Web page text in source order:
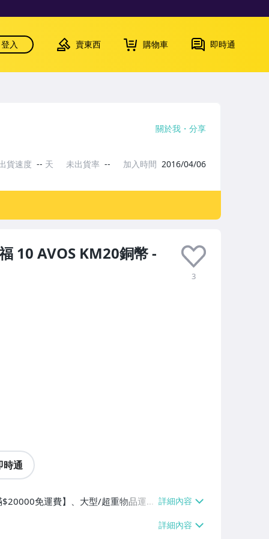
登入 賣東西 購物車 即時通
10 AVOS KM20銅幣 -
3
時通
免運費】、大型/超重物品運送
關於我 分享
貨速度 -- 天 未出貨率 -- 加入時間 2016/04/06